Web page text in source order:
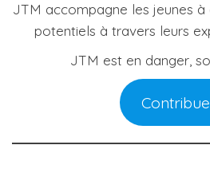
JTM accompagne les jeunes
potentiels à travers leurs
JTM est en danger,